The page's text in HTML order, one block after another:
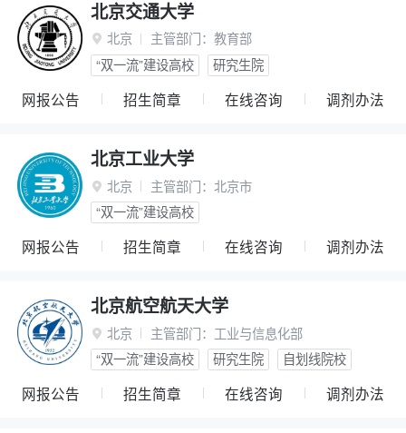
北京交通大学
 北京 主管部门： 教育部
“双一流”建设高校
研究生院
网报公告 招生简章 在线咨询 调剂办法
北京工业大学
 北京 主管部门： 北京市
“双一流”建设高校
网报公告 招生简章 在线咨询 调剂办法
北京航空航天大学
 北京 主管部门： 工业与信息化部
“双一流”建设高校
研究生院 自划线院校
网报公告 招生简章 在线咨询 调剂办法